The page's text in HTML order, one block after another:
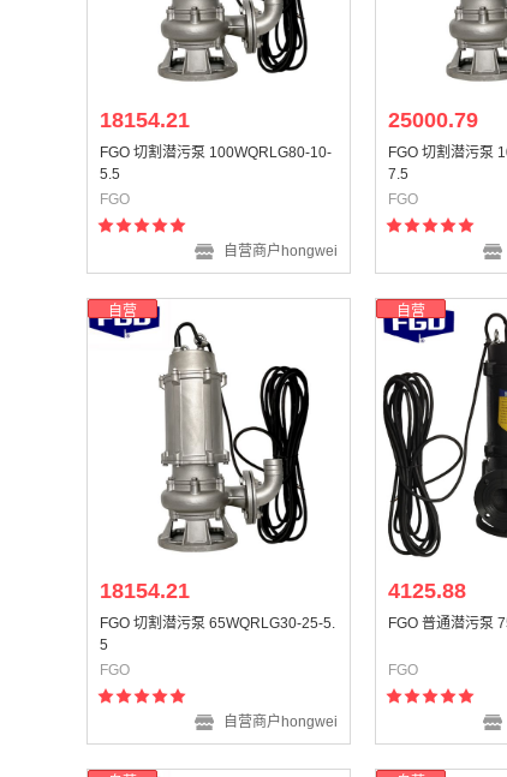
18154.21
FGO 切割潜污泵 100WQRLG80-10-
5.5
FGO
自营商户hongwei
25000.79
FGO 切割潜污泵
7.5
FGO
18154.21
FGO 切割潜污泵 65WQRLG30-25-5.
5
FGO
自营
自营商户hongwei
4125.88
FGO 普通潜污泵
FGO
自营